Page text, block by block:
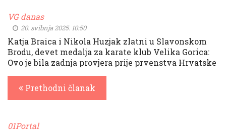
VG danas
20. svibnja 2025. 10:50
Katja Braica i Nikola Huzjak zlatni u Slavonskom
Brodu, devet medalja za karate klub Velika Gorica:
Ovo je bila zadnja provjera prije prvenstva Hrvatske
Prethodni članak
01Portal